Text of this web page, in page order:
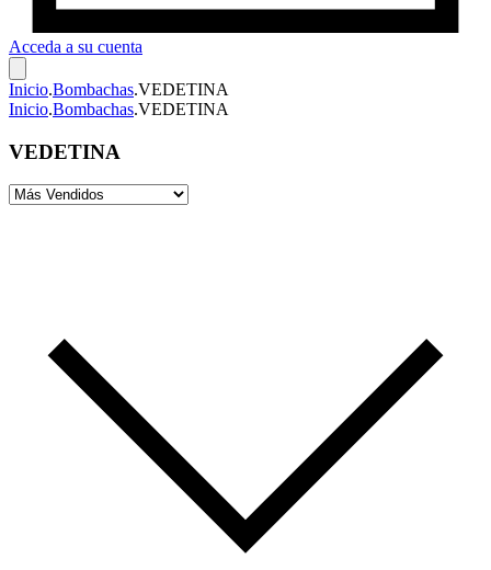
Acceda a su cuenta
Inicio.Bombachas.VEDETINA
Inicio.Bombachas.VEDETINA
VEDETINA